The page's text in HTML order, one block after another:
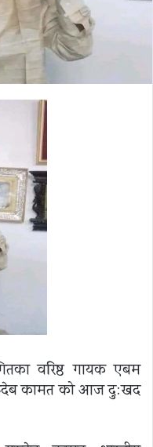
वरिष्ठ गायक एबम
कामत को आज दु:खद